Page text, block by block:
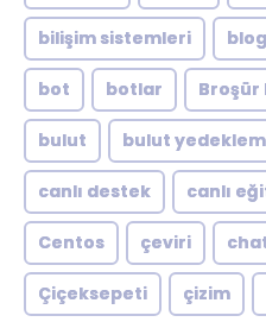
bilişim sistemleri blog
bot botlar Broşür
bulut bulut
canlı destek canlı
Centos çeviri
Çiçeksepeti çizim